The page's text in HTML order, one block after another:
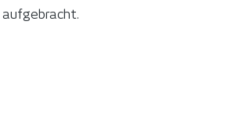
aufgebracht.